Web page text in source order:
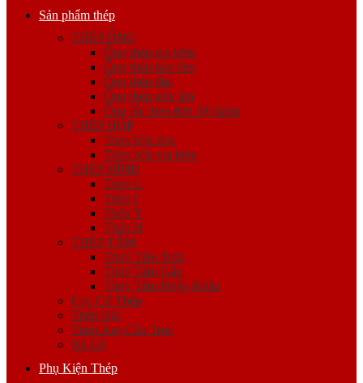
Sản phẩm thép
THÉP ỐNG
Ống thép mạ kẽm
Ống thép hàn đen
Ống thép đúc
Ống thép siêu âm
Ống lốc theo đơn đặt hàng
THÉP HỘP
Thép hộp đen
Thép hộp mạ kẽm
THÉP HÌNH
Thép U
Thép I
Thép V
Thép H
THÉP TẤM
Thép Tấm Trơn
Thép Tấm Gân
Thép Tấm Nhập Khẩu
Cọc Cừ Thép
Thép Đặc
Thép Ray Cầu Trục
Xà Gồ
Phụ Kiện Thép